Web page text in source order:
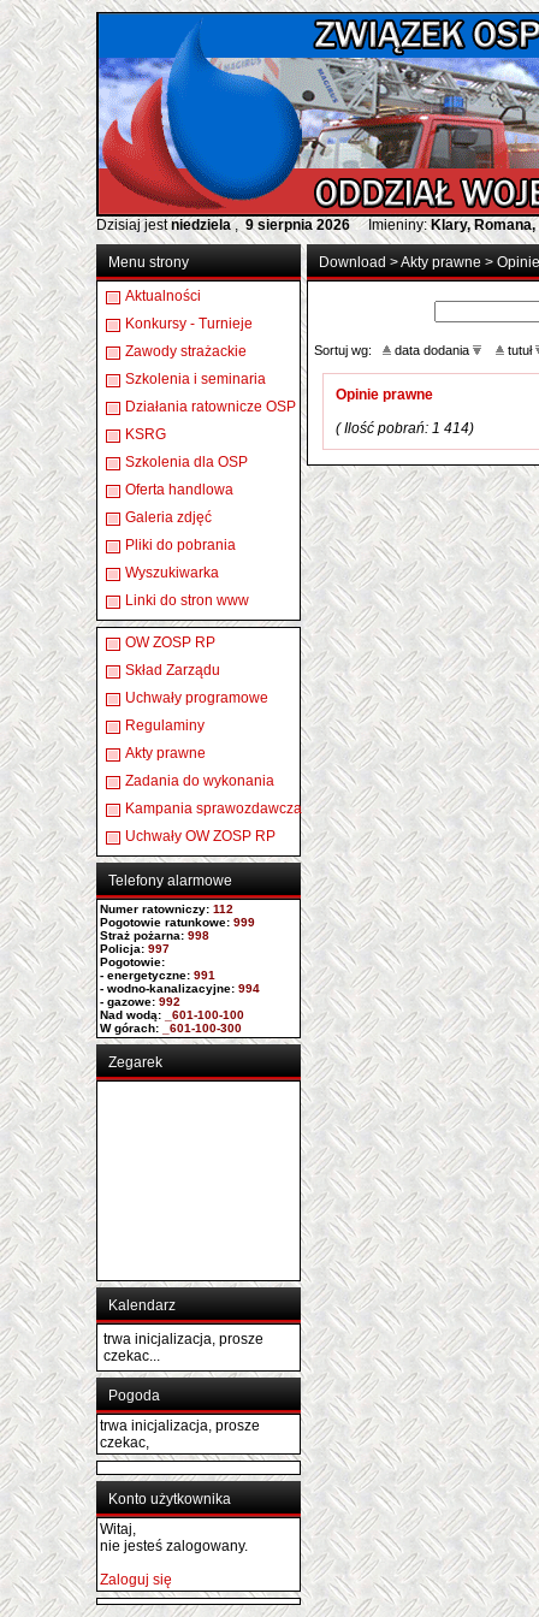
Dzisiaj jestniedziela, 9 sierpnia 2026 Imieniny:Klary,
Menu strony
Aktualności
Konkursy - Turnieje
Zawody strażackie
Szkolenia i seminaria
Działania ratownicze OSP
KSRG
Szkolenia dla OSP
Oferta handlowa
Galeria zdjęć
Pliki do pobrania
Wyszukiwarka
Linki do stron www
OW ZOSP RP
Skład Zarządu
Uchwały programowe
Regulaminy
Akty prawne
Zadania do wykonania
Kampania sprawozdawcza
Uchwały OW ZOSP RP
Telefony alarmowe
Numer ratowniczy: 112
Pogotowie ratunkowe: 999
Straż pożarna: 998
Policja: 997
Pogotowie:
- energetyczne: 991
- wodno-kanalizacyjne: 994
- gazowe: 992
Nad wodą: _601-100-100
W górach: _601-100-300
Zegarek
Kalendarz
trwa inicjalizacja, prosze
czekac...
Pogoda
trwa inicjalizacja, prosze
czekac,
Konto użytkownika
Witaj,
nie jesteś zalogowany.
Zaloguj się
Download >Akty prawne >
Sortuj wg: data dodania tutuł
Opinie prawne
( Ilość pobrań: 1 414)